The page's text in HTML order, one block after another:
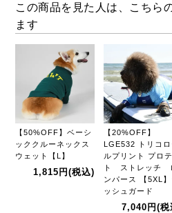
この商品を見た人は、こちら
ます
【50%OFF】ベーシ
ッククルーネックス
ウェット【L】
1,815円(税込)
【20%OFF】
LGE532 トリコロ
ルプリント プロ
ト ストレッチ
ンパース 【5XL】
ッシュガード
7,040円(税